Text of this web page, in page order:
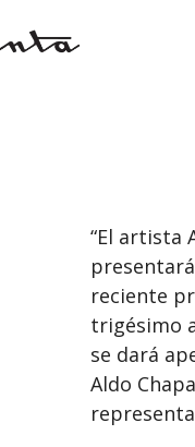
“El artista
reciente
trigésimo
se dará
Aldo